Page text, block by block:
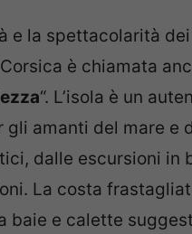
e la spettacolarità dei
è chiamata
“. L’isola è un
gli amanti del mare e
dalle escursioni in
La costa
baie e calette